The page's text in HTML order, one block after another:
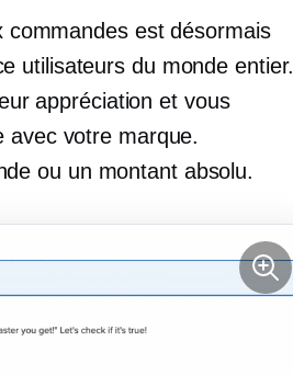
commandes est désormais
utilisateurs du monde entier.
appréciation et vous
avec votre marque.
ou un montant absolu.